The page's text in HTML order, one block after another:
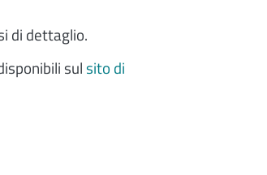
di dettaglio.
sul sito di